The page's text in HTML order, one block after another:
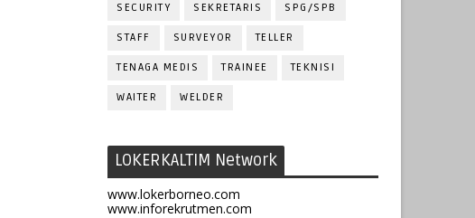
SECURITY SEKRETARIS SPG/SPB
STAFF SURVEYOR TELLER
TENAGA MEDIS TRAINEE TEKNISI
WAITER WELDER
LOKERKALTIM Network
www.lokerborneo.com
www.inforekrutmen.com